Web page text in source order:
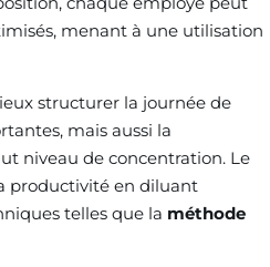
menant à une utilisation
structurer la journée de
mais aussi la
niveau de concentration. Le
productivité en diluant
telles que la méthode